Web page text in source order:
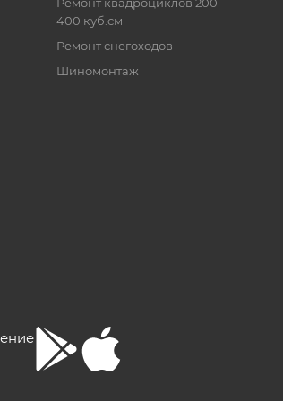
400 куб.см
Ремонт снегоходов
Шиномонтаж